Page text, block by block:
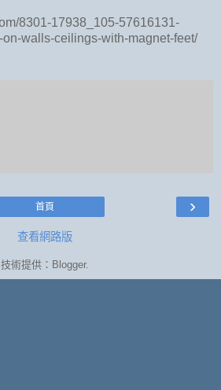
8301-17938_105-57616131-
walls-ceilings-with-magnet-feet/
›
首頁
查看網路版
技術提供： Blogger.